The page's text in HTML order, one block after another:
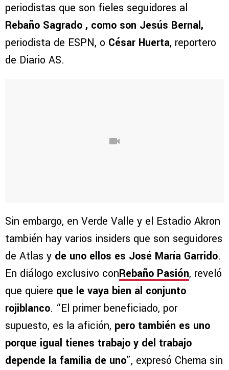
periodistas que son fieles seguidores al
Rebaño Sagrado , como son Jesús Bernal,
periodista de ESPN, o César Huerta, reportero
de Diario AS.
Sin embargo, en Verde Valle y el Estadio Akron
también hay varios insiders que son seguidores
de Atlas y de uno ellos es José María Garrido.
En diálogo exclusivo conRebaño Pasión, reveló
que quiere que le vaya bien al conjunto
rojiblanco. “El primer beneficiado, por
supuesto, es la afición, pero también es uno
porque igual tienes trabajo y del trabajo
depende la familia de uno”, expresó Chema sin